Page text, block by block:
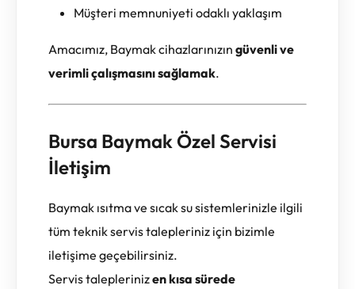
Müşteri memnuniyeti odaklı yaklaşım
Amacımız, Baymak cihazlarınızın güvenli ve
verimli çalışmasını sağlamak.
Bursa Baymak Özel Servisi
İletişim
Baymak ısıtma ve sıcak su sistemlerinizle ilgili
tüm teknik servis talepleriniz için bizimle
iletişime geçebilirsiniz.
Servis taleplerinizen kısa sürede